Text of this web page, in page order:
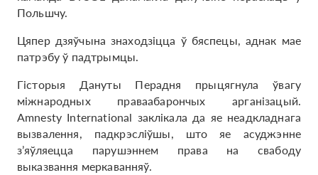
Польшчу.
Цяпер дзяўчына знаходзіцца ў бяспецы, аднак мае
патрэбу ў падтрымцы.
Гісторыя Дануты Перадня прыцягнула ўвагу
міжнародных праваабарончых арганізацый.
Amnesty International заклікала да яе неадкладнага
вызвалення, падкрэсліўшы, што яе асуджэнне
з’яўляецца парушэннем права на свабоду
выказвання меркаванняў.